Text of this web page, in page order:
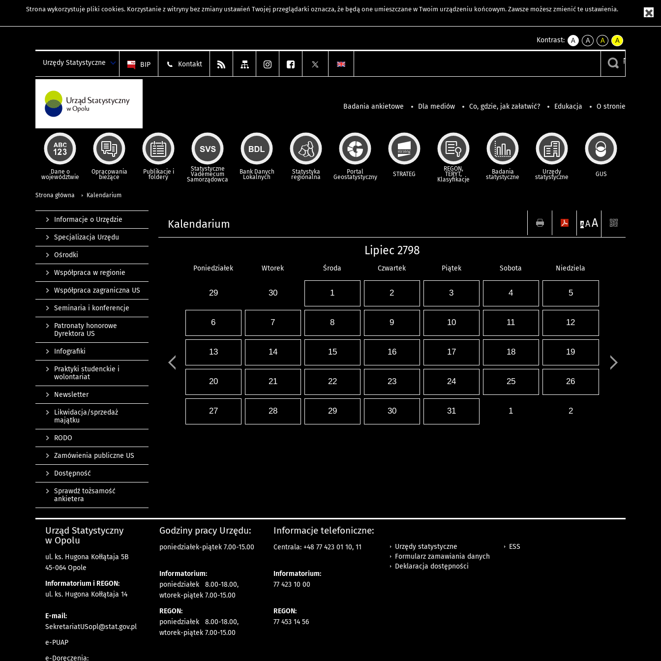
Strona wykorzystuje pliki cookies. Korzystanie z witryny bez zmiany ustawień Twojej przeglądarki oznacza, że będą one umieszczane w Twoim urządzeniu końcowym. Zawsze możesz zmienić te ustawienia.
Kontrast:
A
kontrast
A
kontrast
czarnym
A
kontrast
żółty
tekst
czarnym
A
kontrast
czarny
tekst
żółtym
Urzędy Statystyczne BIP Kontakt
Badania ankietowe Dla mediów Co, gdzie, jak załatwić? Edukacja O stronie
Dane o
województwie
Opracowania
bieżące
Publikacje i
foldery
Statystyczne
Vademecum
Samorządowca
Bank Danych
Lokalnych
Statystyka
regionalna
Portal
Geostatystyczny STRATEG
REGON,
TERYT,
Klasyfikacje
Badania
statystyczne
Urzędy
statystyczne GUS
Strona główna Kalendarium
Kalendarium A AA
Lipiec 2798
Poniedziałek Wtorek Środa Czwartek Piątek Sobota Niedziela
29 30 1 2 3 4 5
6 7 8 9 10 11 12
13 14 15 16 17 18 19
20 21 22 23 24 25 26
27 28 29 30 31 1 2
Informacje o Urzędzie
Specjalizacja Urzędu
Ośrodki
Współpraca w regionie
Współpraca zagraniczna US
Seminaria i konferencje
Patronaty honorowe
Dyrektora US
Infografiki
Praktyki studenckie i
wolontariat
Newsletter
Likwidacja/sprzedaż
majątku
RODO
Zamówienia publiczne US
Dostępność
Sprawdź tożsamość
ankietera
Urząd Statystyczny
w Opolu
ul. ks. Hugona Kołłątaja 5B
45-064 Opole
Informatorium i REGON:
ul. ks. Hugona Kołłątaja 14
E-mail:
SekretariatUSopl@stat.gov.pl
e-PUAP
e-Doręczenia:
Godziny pracy Urzędu:
poniedziałek-piątek 7.00-15.00
Informatorium:
poniedziałek 8.00-18.00,
wtorek-piątek 7.00-15.00
REGON:
poniedziałek 8.00-18.00,
wtorek-piątek 7.00-15.00
Informacje telefoniczne:
Centrala: +48 77 423 01 10, 11
Informatorium:
77 423 10 00
REGON:
77 453 14 56
Urzędy statystyczne
Formularz zamawiania danych
Deklaracja dostępności
ESS